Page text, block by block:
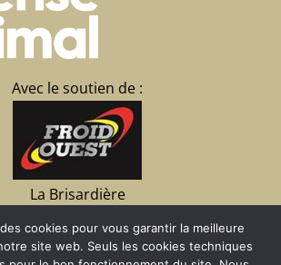
Avec le soutien de :
La Brisardière
d’Ille et Vilaine
02 23 15 07 09
cookies pour vous garantir la meilleure
site web. Seuls les cookies techniques